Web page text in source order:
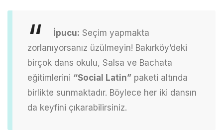
İpucu: Seçim yapmakta
zorlanıyorsanız üzülmeyin! Bakırköy’deki
birçok dans okulu, Salsa ve Bachata
eğitimlerini “Social Latin” paketi altında
birlikte sunmaktadır. Böylece her iki dansın
da keyfini çıkarabilirsiniz.